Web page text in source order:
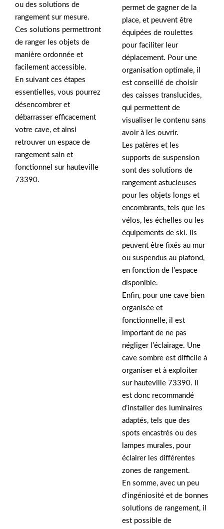
ou des solutions de
rangement sur mesure.
Ces solutions permettront
de ranger les objets de
manière ordonnée et
facilement accessible.
En suivant ces étapes
essentielles, vous pourrez
désencombrer et
débarrasser efficacement
votre cave, et ainsi
retrouver un espace de
rangement sain et
fonctionnel sur hauteville
73390.
permet de gagner de la
place, et peuvent être
équipées de roulettes
pour faciliter leur
déplacement. Pour une
organisation optimale, il
est conseillé de choisir
des caisses translucides,
qui permettent de
visualiser le contenu sans
avoir à les ouvrir.
Les patères et les
supports de suspension
sont des solutions de
rangement astucieuses
pour les objets longs et
encombrants, tels que les
vélos, les échelles ou les
équipements de ski. Ils
peuvent être fixés au mur
ou suspendus au plafond,
en fonction de l’espace
disponible.
Enfin, pour une cave bien
organisée et
fonctionnelle, il est
important de ne pas
négliger l’éclairage. Une
cave sombre est difficile à
organiser et à exploiter
sur hauteville 73390. Il
est donc recommandé
d’installer des luminaires
adaptés, tels que des
spots encastrés ou des
lampes murales, pour
éclairer les différentes
zones de rangement.
En somme, avec un peu
d’ingéniosité et de bonnes
solutions de rangement, il
est possible de